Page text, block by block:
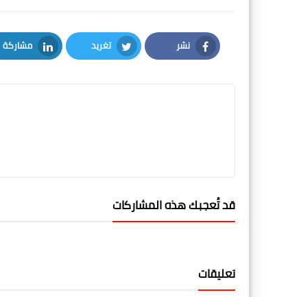
نشر
Facebook
تغريد
Twitter
مشاركة
LinkedIn
قد تُعجبك هذه المشاركات
تعليقات